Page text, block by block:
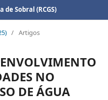
de Sobral (RCGS)
/ Artigos
NO
DE ÁGUA